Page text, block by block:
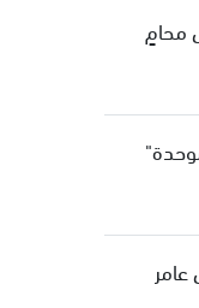
محامٍ